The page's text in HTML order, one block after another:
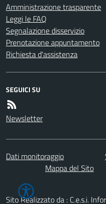
Amministrazione trasparente
Leggi le FAQ
Segnalazione disservizio
Prenotazione appuntamento
Richiesta d'assistenza
SEGUICI SU
Newsletter
Dati monitoraggio
Mappa del Sito
Sito Realizzato da : C.e.s.i.